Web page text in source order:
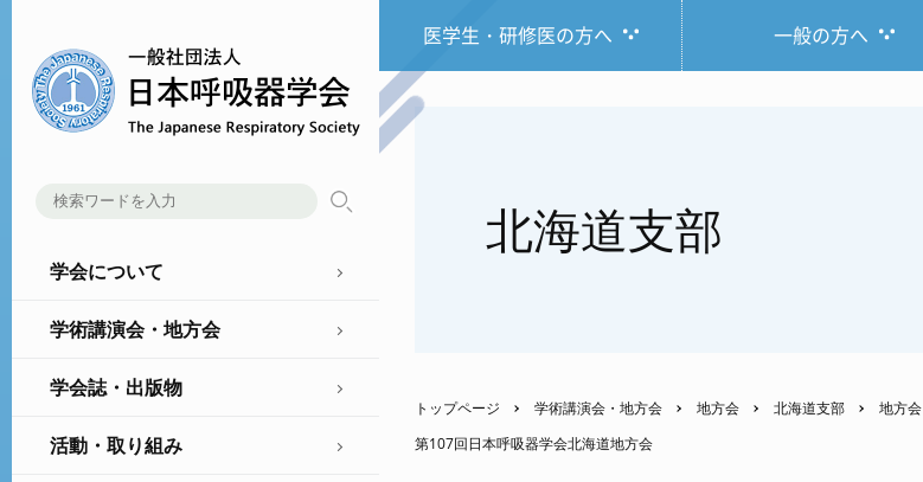
学会について
学術講演会・地方会
学会誌・出版物
活動・取り組み
医学生・研修医の方へ 一般の方へ
北海道支部
トップページ 学術講演会・地方会 地方会 北海道支部 地方会
第107回日本呼吸器学会北海道地方会